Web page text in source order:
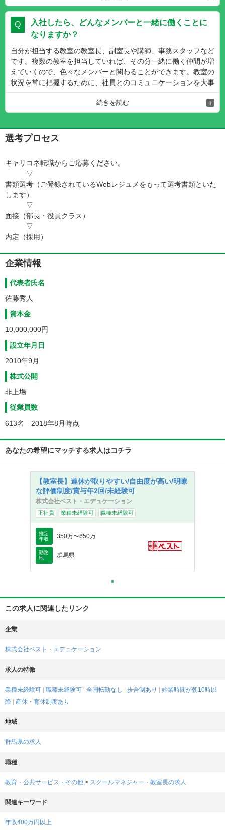
社員からヒアリングするだけではなく、自分が現場で課題を見つ
けることもあります。教室によって生徒層が違ったり、周辺の環
境が違えば生徒獲得の手段も変わってきます。色々な教室を見て
いるからこそ気付く事も多く、それを社員と共有して一緒に試行
錯誤しながら教室を作っていくのはとても楽しく、やりがいのあ
る仕事です！
入社したら、どんなメンバーと一緒に働くことに
なりますか？
自分が担当する教室の教室長、副室長や講師、事務スタッフなど
です。複数の教室を担当していれば、その分一緒に働く仲間が増
えていくので、色々なメンバーと関わることができます。教室の
状況を常に把握するために、社員とのコミュニケーションを大事
にしています。ちょっとした事でも気軽に話せるアットホームな
社員ばかりです！ 皆わかりやすく教えてくれるので質問もしや
続きを読む
選考プロセス
キャリコネ転職からご応募ください。
▽
書類選考（ご登録されているWebレジュメをもって選考書類といた
します）
▽
面接（部長・役員クラス）
▽
内定（採用）
企業情報
代表者氏名
佐藤秀人
資本金
10,000,000円
設立年月日
2010年9月
株式公開
非上場
従業員数
613名 2018年8月時点
あなたの希望にマッチする求人はコチラ
【教室長】連休が取りやすい/自由度が高い/明瞭
な評価制度/賞与年2回/未経験可
株式会社ベスト・エデュケーション
正社員 業種未経験可 職種未経験可
推定
年収
350万〜650万
勤務
地
群馬県
この求人に関連したリンク
企業
株式会社ベスト・エデュケーション
求人の特徴
業種未経験可 職種未経験可 全国転勤なし 歩合制あり
始業時間が朝10時以
降
産休・育休制度あり
地域
群馬県の求人
職種
教育・公共サービス・その他 > スクールマネジャー・教室長の求人
関連キーワード
年収400万円以上